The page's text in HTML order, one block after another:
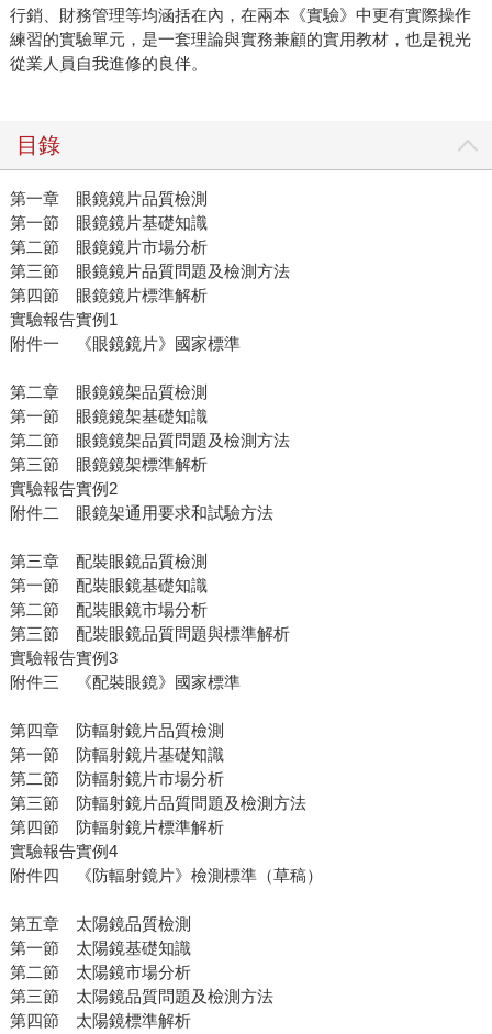
行銷、財務管理等均涵括在內，在兩本《實驗》中更有實際操作
練習的實驗單元，是一套理論與實務兼顧的實用教材，也是視光
從業人員自我進修的良伴。
目錄
第一章 眼鏡鏡片品質檢測
第一節 眼鏡鏡片基礎知識
第二節 眼鏡鏡片市場分析
第三節 眼鏡鏡片品質問題及檢測方法
第四節 眼鏡鏡片標準解析
實驗報告實例1
附件一 《眼鏡鏡片》國家標準
第二章 眼鏡鏡架品質檢測
第一節 眼鏡鏡架基礎知識
第二節 眼鏡鏡架品質問題及檢測方法
第三節 眼鏡鏡架標準解析
實驗報告實例2
附件二 眼鏡架通用要求和試驗方法
第三章 配裝眼鏡品質檢測
第一節 配裝眼鏡基礎知識
第二節 配裝眼鏡市場分析
第三節 配裝眼鏡品質問題與標準解析
實驗報告實例3
附件三 《配裝眼鏡》國家標準
第四章 防輻射鏡片品質檢測
第一節 防輻射鏡片基礎知識
第二節 防輻射鏡片市場分析
第三節 防輻射鏡片品質問題及檢測方法
第四節 防輻射鏡片標準解析
實驗報告實例4
附件四 《防輻射鏡片》檢測標準（草稿）
第五章 太陽鏡品質檢測
第一節 太陽鏡基礎知識
第二節 太陽鏡市場分析
第三節 太陽鏡品質問題及檢測方法
第四節 太陽鏡標準解析